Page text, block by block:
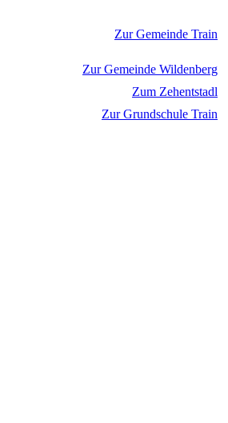
Zur Gemeinde Train
Zur Gemeinde Wildenberg
Zum Zehentstadl
Zur Grundschule Train